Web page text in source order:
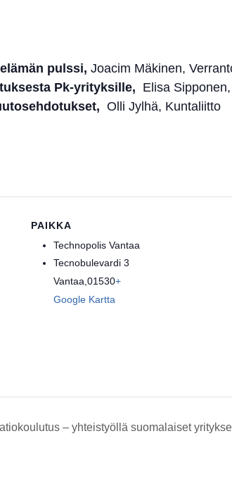
pulssi, Joacim Mäkinen,
Pk-yrityksille, Elisa
Olli Jylhä, Kuntaliitto
PAIKKA
Technopolis Vantaa
Tecnobulevardi 3
Vantaa 01530+
Google Kartta
– yhteistyöllä suomalaiset